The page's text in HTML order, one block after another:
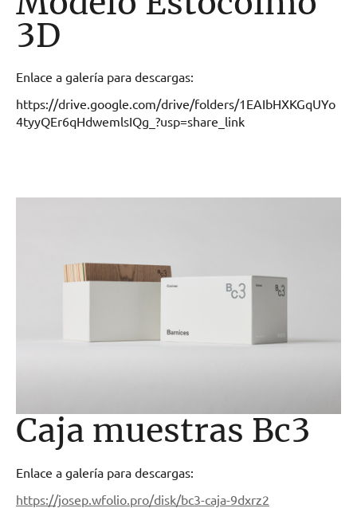
3D
Enlace a galería para descargas:
https://drive.google.com/drive/folders/1EAIbHXKGqUYo
4tyyQEr6qHdwemlsIQg_?usp=share_link
Caja muestras Bc3
Enlace a galería para descargas:
https://josep.wfolio.pro/disk/bc3-caja-9dxrz2